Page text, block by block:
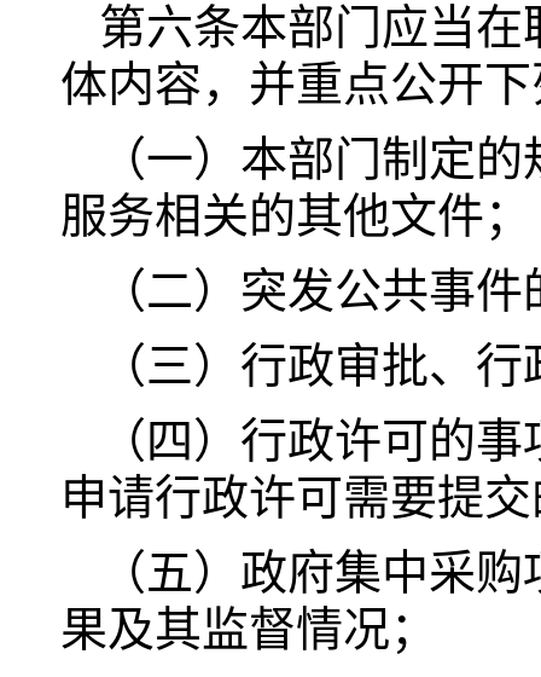
第六条本部门应当
体内容，并重点公开
（一）本部门制定
服务相关的其他文件；
（二）突发公共事
（三）行政审批、
（四）行政许可的
申请行政许可需要提
（五）政府集中采
果及其监督情况；